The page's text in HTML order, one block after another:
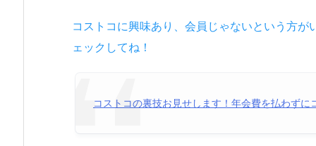
コストコに興味あり、会員じゃないという方
ェックしてね！
コストコの裏技お見せします！年会費を払わず